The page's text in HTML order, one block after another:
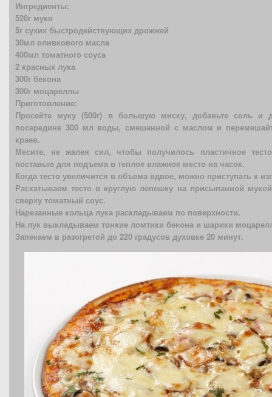
Ингредиенты:
520г муки
5г сухих быстродействующих дрожжей
30мл оливкового масла
400мл томатного соуса
2 красных лука
300г бекона
300г моцареллы
Приготовление:
Просейте муку (500г) в большую миску, добавьте соль и
посередине 300 мл воды, смешанной с маслом и
краев.
Месите, не жалея сил, чтобы получилось пластичное
поставьте для подъема в теплое влажное место на часок.
Когда тесто увеличится в объема вдвое, можно приступать к
Раскатываем тесто в круглую лепешку на присыпанной
сверху томатный соус.
Нарезанные кольца лука раскладываем по поверхности.
На лук выкладываем тонкие ломтики бекона и шарики
Запекаем в разогретой до 220 градусов духовке 20 минут.